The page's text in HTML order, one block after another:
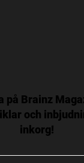
på Brainz
och
inkorg!